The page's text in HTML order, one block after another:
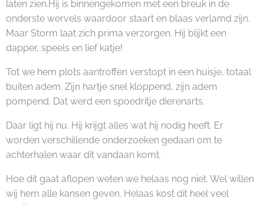
laten zien.Hij is binnengekomen met een breuk in de
onderste wervels waardoor staart en blaas verlamd zijn.
Maar Storm laat zich prima verzorgen. Hij blijkt een
dapper, speels en lief katje!
Tot we hem plots aantroffen verstopt in een huisje, totaal
buiten adem. Zijn hartje snel kloppend, zijn adem
pompend. Dat werd een spoedritje dierenarts.
Daar ligt hij nu. Hij krijgt alles wat hij nodig heeft. Er
worden verschillende onderzoeken gedaan om te
achterhalen waar dit vandaan komt.
Hoe dit gaat aflopen weten we helaas nog niet. Wel willen
wij hem alle kansen geven. Helaas kost dit heel veel